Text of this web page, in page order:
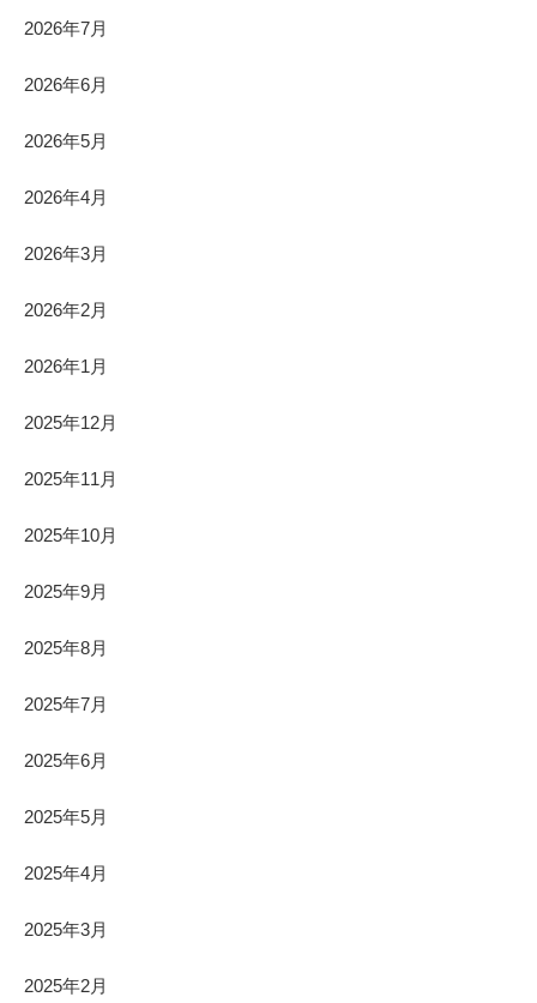
2026年7月
2026年6月
2026年5月
2026年4月
2026年3月
2026年2月
2026年1月
2025年12月
2025年11月
2025年10月
2025年9月
2025年8月
2025年7月
2025年6月
2025年5月
2025年4月
2025年3月
2025年2月